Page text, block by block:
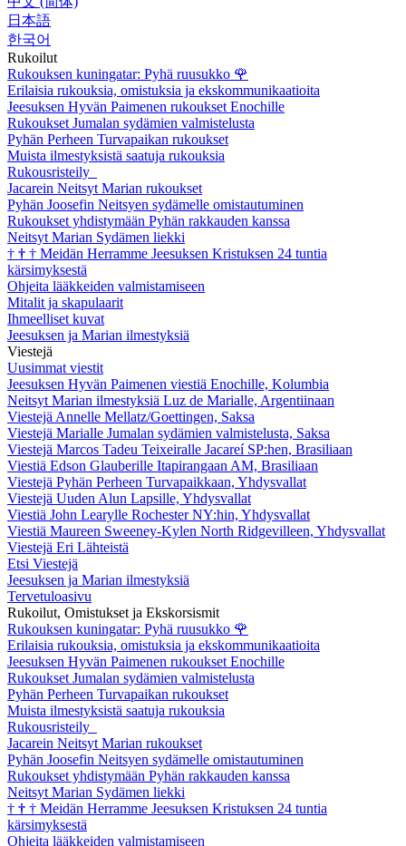
日本語
한국어
Rukoilut
Rukouksen kuningatar: Pyhä ruusukko 🌹
Erilaisia rukouksia, omistuksia ja ekskommunikaatioita
Jeesuksen Hyvän Paimenen rukoukset Enochille
Rukoukset Jumalan sydämien valmistelusta
Pyhän Perheen Turvapaikan rukoukset
Muista ilmestyksistä saatuja rukouksia
Rukousristeily
Jacarein Neitsyt Marian rukoukset
Pyhän Joosefin Neitsyen sydämelle omistautuminen
Rukoukset yhdistymään Pyhän rakkauden kanssa
Neitsyt Marian Sydämen liekki
† † † Meidän Herramme Jeesuksen Kristuksen 24 tuntia
kärsimyksestä
Ohjeita lääkkeiden valmistamiseen
Mitalit ja skapulaarit
Ihmeelliset kuvat
Jeesuksen ja Marian ilmestyksiä
Viestejä
Uusimmat viestit
Jeesuksen Hyvän Paimenen viestiä Enochille, Kolumbia
Neitsyt Marian ilmestyksiä Luz de Marialle, Argentiinaan
Viestejä Annelle Mellatz/Goettingen, Saksa
Viestejä Marialle Jumalan sydämien valmistelusta, Saksa
Viestejä Marcos Tadeu Teixeiralle Jacareí SP:hen, Brasiliaan
Viestiä Edson Glauberille Itapirangaan AM, Brasiliaan
Viestejä Pyhän Perheen Turvapaikkaan, Yhdysvallat
Viestejä Uuden Alun Lapsille, Yhdysvallat
Viestiä John Learylle Rochester NY:hin, Yhdysvallat
Viestiä Maureen Sweeney-Kylen North Ridgevilleen, Yhdysvallat
Viestejä Eri Lähteistä
Etsi Viestejä
Jeesuksen ja Marian ilmestyksiä
Tervetuloasivu
Rukoilut, Omistukset ja Ekskorsismit
Rukouksen kuningatar: Pyhä ruusukko 🌹
Erilaisia rukouksia, omistuksia ja ekskommunikaatioita
Jeesuksen Hyvän Paimenen rukoukset Enochille
Rukoukset Jumalan sydämien valmistelusta
Pyhän Perheen Turvapaikan rukoukset
Muista ilmestyksistä saatuja rukouksia
Rukousristeily
Jacarein Neitsyt Marian rukoukset
Pyhän Joosefin Neitsyen sydämelle omistautuminen
Rukoukset yhdistymään Pyhän rakkauden kanssa
Neitsyt Marian Sydämen liekki
† † † Meidän Herramme Jeesuksen Kristuksen 24 tuntia
kärsimyksestä
Ohjeita lääkkeiden valmistamiseen